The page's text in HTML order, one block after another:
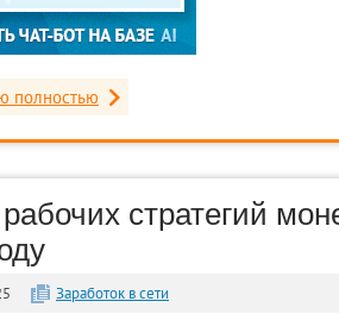
полностью
стратегий
Заработок в сети